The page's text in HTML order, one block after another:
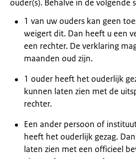
ouder(s). Behalve in de volgende
1 van uw ouders kan geen
weigert dit. Dan heeft u een
een rechter. De verklaring
maanden oud zijn.
1 ouder heeft het ouderlijk
kunnen laten zien met de
rechter.
Een ander persoon of
heeft het ouderlijk gezag.
laten zien met een officieel